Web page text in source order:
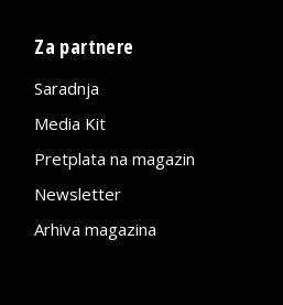
Za partnere
Saradnja
Media Kit
Pretplata na magazin
Newsletter
Arhiva magazina